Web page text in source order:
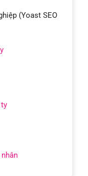
(Yoast SEO